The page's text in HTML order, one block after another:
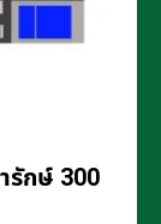
รักษ์ 300